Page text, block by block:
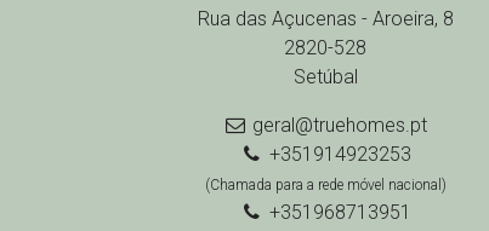
Rua das Açucenas - Aroeira, 8
2820-528
Setúbal
geral@truehomes.pt
+351914923253
(Chamada para a rede móvel nacional)
+351968713951